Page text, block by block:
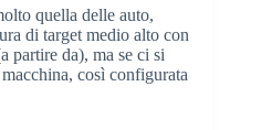
quella delle auto,
di target medio alto con
partire da), ma se ci si
così configurata